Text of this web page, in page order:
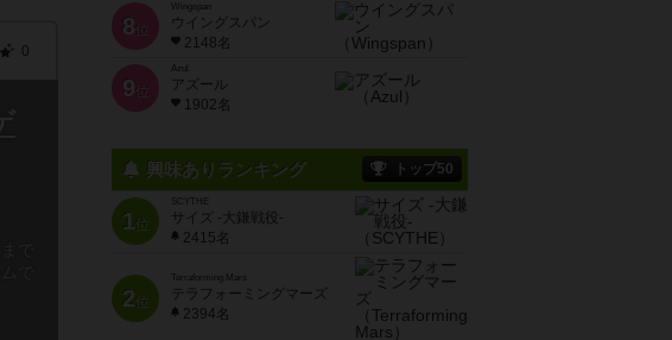
0
8 位
Wingspan
ウイングスパン
2148名
9 位
Azul
アズール
1902名
興味ありランキング トップ50
1位
SCYTHE
サイズ -大鎌戦役-
2415名
2位
Terraforming Mars
テラフォーミングマーズ
2394名